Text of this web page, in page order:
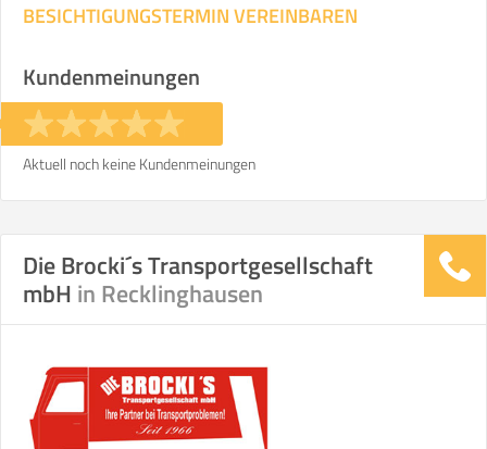
BESICHTIGUNGSTERMIN VEREINBAREN
Kundenmeinungen
Aktuell noch keine Kundenmeinungen
Die Brocki´s Transportgesellschaft
mbH in Recklinghausen